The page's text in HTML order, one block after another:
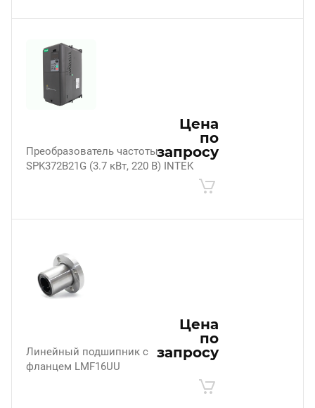
Преобразователь частоты
SPK372B21G (3.7 кВт, 220 В) INTEK
Цена
по
запросу
Линейный подшипник с
фланцем LMF16UU
Цена
по
запросу